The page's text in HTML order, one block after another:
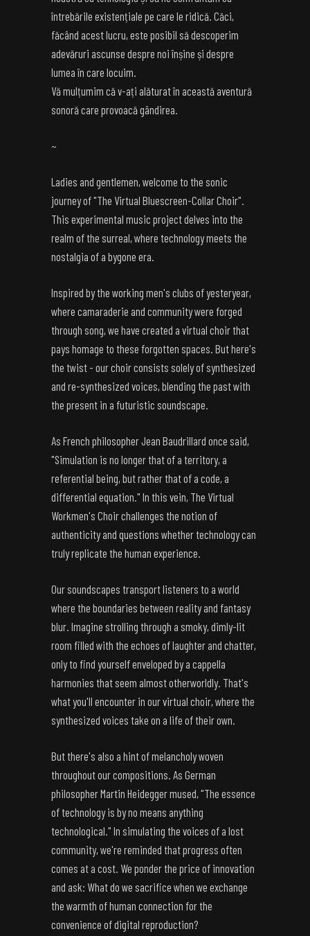
întrebările existențiale pe care le ridică. Căci,
făcând acest lucru, este posibil să descoperim
adevăruri ascunse despre noi înșine și despre
lumea în care locuim.
Vă mulțumim că v-ați alăturat în această aventură
sonoră care provoacă gândirea.
~
Ladies and gentlemen, welcome to the sonic
journey of "The Virtual Bluescreen-Collar Choir".
This experimental music project delves into the
realm of the surreal, where technology meets the
nostalgia of a bygone era.
Inspired by the working men's clubs of yesteryear,
where camaraderie and community were forged
through song, we have created a virtual choir that
pays homage to these forgotten spaces. But here's
the twist - our choir consists solely of synthesized
and re-synthesized voices, blending the past with
the present in a futuristic soundscape.
As French philosopher Jean Baudrillard once said,
"Simulation is no longer that of a territory, a
referential being, but rather that of a code, a
differential equation." In this vein, The Virtual
Workmen's Choir challenges the notion of
authenticity and questions whether technology can
truly replicate the human experience.
Our soundscapes transport listeners to a world
where the boundaries between reality and fantasy
blur. Imagine strolling through a smoky, dimly-lit
room filled with the echoes of laughter and chatter,
only to find yourself enveloped by a cappella
harmonies that seem almost otherworldly. That's
what you'll encounter in our virtual choir, where the
synthesized voices take on a life of their own.
But there's also a hint of melancholy woven
throughout our compositions. As German
philosopher Martin Heidegger mused, "The essence
of technology is by no means anything
technological." In simulating the voices of a lost
community, we're reminded that progress often
comes at a cost. We ponder the price of innovation
and ask: What do we sacrifice when we exchange
the warmth of human connection for the
convenience of digital reproduction?